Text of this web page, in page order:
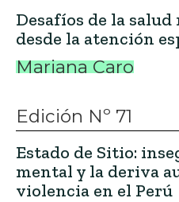
Desafíos de la
desde la atención
Mariana Caro
Edición Nº 71
Estado de Sitio:
mental y la deriva
violencia en el Perú